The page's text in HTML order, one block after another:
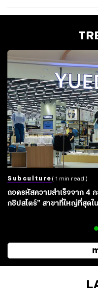
Subculture ( 1 min read )
ถอดรหัสความสำเร็จจาก 4
กชิปสโตร์” สาขาที่ใหญ่ที่สุดใ